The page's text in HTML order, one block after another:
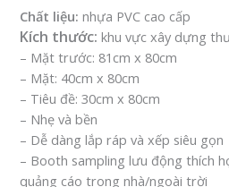
Chất liệu: nhựa PVC cao cấp
Kích thước:khu vực xây dựng
– Mặt trước: 81cm x 80cm
– Mặt: 40cm x 80cm
– Tiêu đề: 30cm x 80cm
– Nhẹ và bền
– Dễ dàng lắp ráp và xếp siêu gọn
– Booth sampling lưu động thích
quảng cáo trong nhà/ngoài trời